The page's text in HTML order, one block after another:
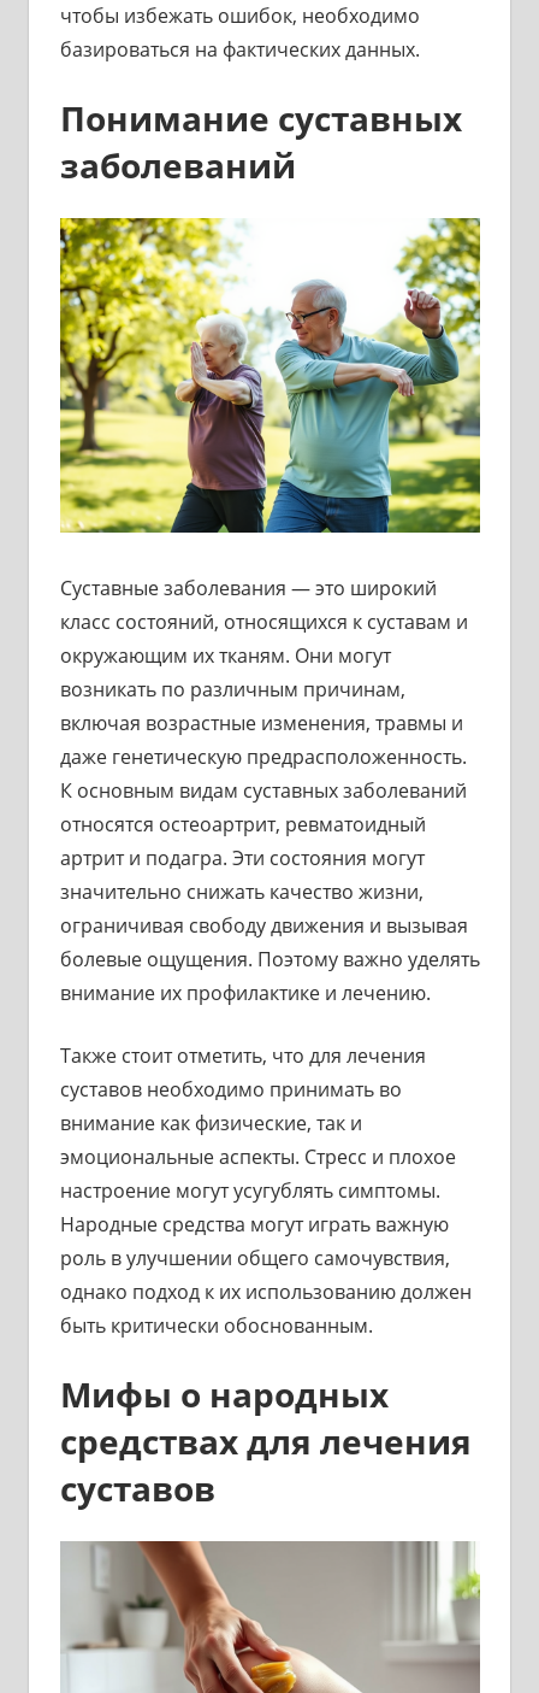
чтобы избежать ошибок, необходимо
базироваться на фактических данных.
Понимание суставных
заболеваний
Суставные заболевания — это широкий
класс состояний, относящихся к суставам и
окружающим их тканям. Они могут
возникать по различным причинам,
включая возрастные изменения, травмы и
даже генетическую предрасположенность.
К основным видам суставных заболеваний
относятся остеоартрит, ревматоидный
артрит и подагра. Эти состояния могут
значительно снижать качество жизни,
ограничивая свободу движения и вызывая
болевые ощущения. Поэтому важно уделять
внимание их профилактике и лечению.
Также стоит отметить, что для лечения
суставов необходимо принимать во
внимание как физические, так и
эмоциональные аспекты. Стресс и плохое
настроение могут усугублять симптомы.
Народные средства могут играть важную
роль в улучшении общего самочувствия,
однако подход к их использованию должен
быть критически обоснованным.
Мифы о народных
средствах для лечения
суставов